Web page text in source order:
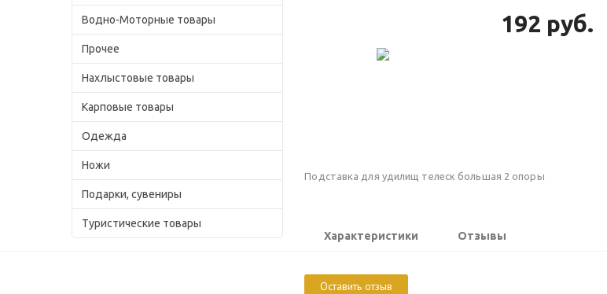
Водно-Моторные товары
Прочее
Нахлыстовые товары
Карповые товары
Одежда
Ножи
Подарки, сувениры
Туристические товары
192 руб.
Подставка для удилищ телеск большая 2 опоры
Характеристики Отзывы
Оставить отзыв